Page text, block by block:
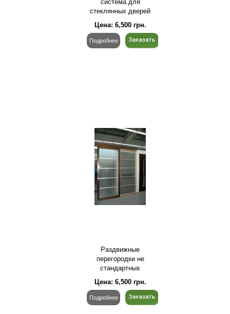
стеклянных дверей
Цена: 6,500грн.
Подробнее
Раздвижные
перегородки не
стандартных
размеров
Цена: 6,500грн.
Подробнее